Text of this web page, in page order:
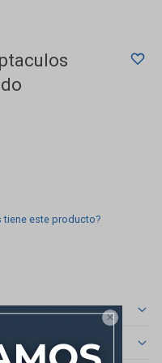

tiene este producto?